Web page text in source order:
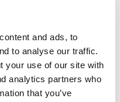
and ads, to
to analyse our traffic.
your use of our site with
analytics partners who
that you’ve